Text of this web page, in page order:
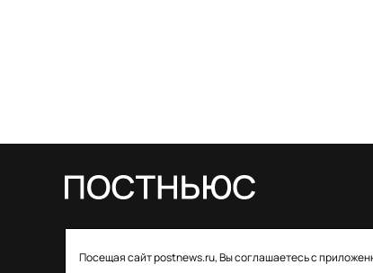
Посещая сайт postnews.ru, Вы соглашаетесь с
о регистрации СМИ: ЭЛ № ФС 77–85757 от 22